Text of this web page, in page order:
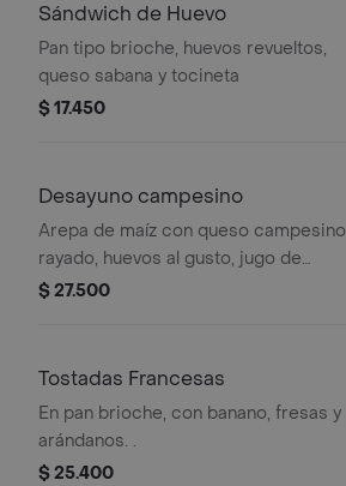
Sándwich de Huevo
Pan tipo brioche, huevos revueltos,
queso sabana y tocineta
$ 17.450
Desayuno campesino
Arepa de maíz con queso campesino
rayado, huevos al gusto, jugo de
naranja y chocolate.
$ 27.500
Tostadas Francesas
En pan brioche, con banano, fresas y
arándanos. .
$ 25.400